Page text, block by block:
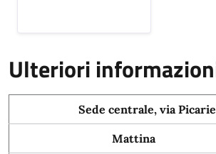
Ulteriori
Sede centrale, via
Mattina